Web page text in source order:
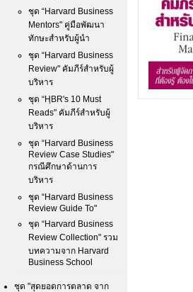
ชุด “Harvard Business
Mentors" คู่มือพัฒนา
ทักษะสำหรับผู้นำ
ชุด “Harvard Business
Review" คัมภีร์สำหรับผู้
บริหาร
ชุด “HฺBR's 10 Must
Reads" คัมภีร์สำหรับผู้
บริหาร
ชุด “Harvard Business
Review Case Studies"
กรณีศึกษาด้านการ
บริหาร
ชุด “Harvard Business
Review Guide To"
ชุด “Harvard Business
Review Collection" รวม
บทความจาก Harvard
Business School
ชุด "สุดยอดการตลาด จาก